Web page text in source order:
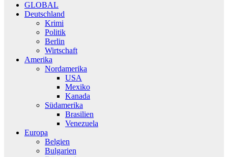
GLOBAL
Deutschland
Krimi
Politik
Berlin
Wirtschaft
Amerika
Nordamerika
USA
Mexiko
Kanada
Südamerika
Brasilien
Venezuela
Europa
Belgien
Bulgarien